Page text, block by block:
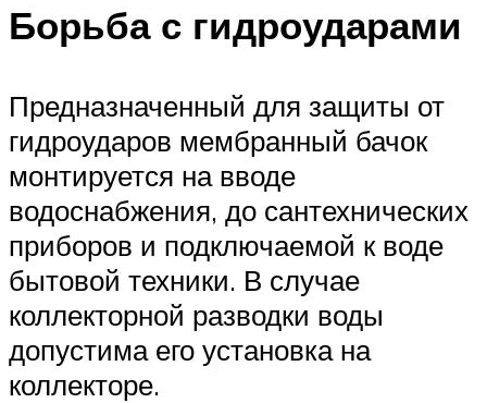
Борьба с гидроударами
Предназначенный для защиты от
гидроударов мембранный бачок
монтируется на вводе
водоснабжения, до сантехнических
приборов и подключаемой к воде
бытовой техники. В случае
коллекторной разводки воды
допустима его установка на
коллекторе.